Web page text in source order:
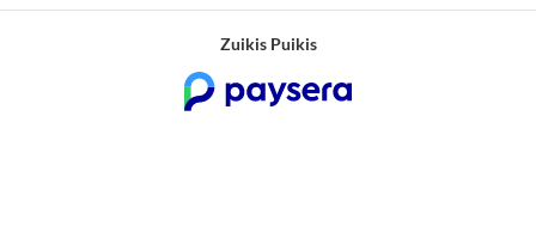
Zuikis Puikis